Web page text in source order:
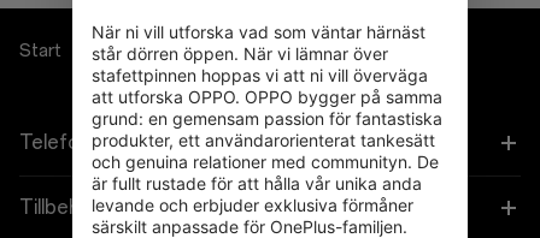
Start Store Kundkorg
Telefoner
OnePlus 15
Tillbehör
När ni vill utforska vad som väntar härnäst
står dörren öppen. När vi lämnar över
stafettpinnen hoppas vi att ni vill överväga
att utforska OPPO. OPPO bygger på samma
grund: en gemensam passion för fantastiska
produkter, ett användarorienterat tankesätt
och genuina relationer med communityn. De
är fullt rustade för att hålla vår unika anda
levande och erbjuder exklusiva förmåner
särskilt anpassade för OnePlus-familjen.